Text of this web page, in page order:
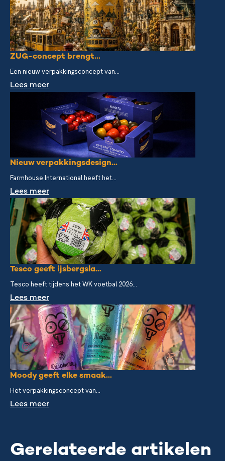
ZUG-concept brengt...
Een nieuw verpakkingsconcept van...
Lees meer
Nieuw verpakkingsdesign...
Farmhouse International heeft het...
Lees meer
Tesco geeft ijsbergsla...
Tesco heeft tijdens het WK voetbal 2026...
Lees meer
Moody geeft elke smaak...
Het verpakkingsconcept van...
Lees meer
Gerelateerde artikelen